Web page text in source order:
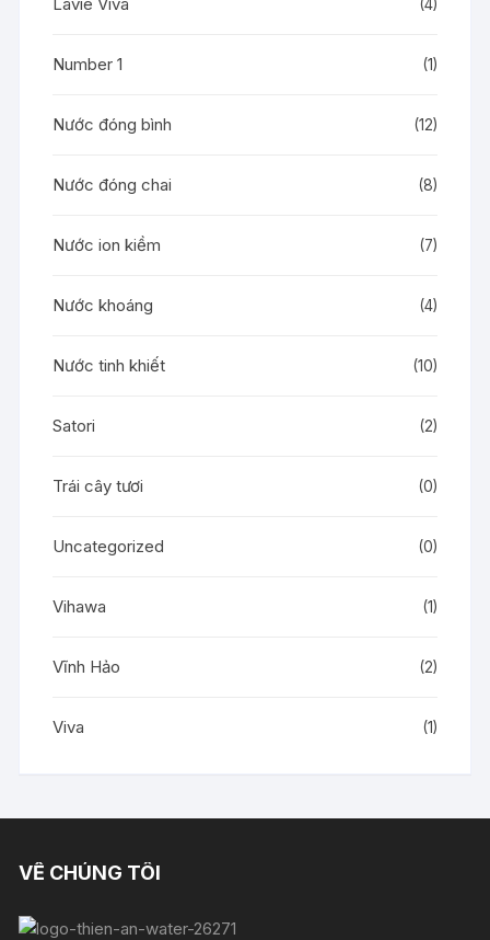
(4)
Number 1 (1)
Nước đóng bình (12)
Nước đóng chai (8)
Nước ion kiềm (7)
Nước khoáng (4)
Nước tinh khiết (10)
Satori (2)
Trái cây tươi (0)
Uncategorized (0)
Vihawa (1)
Vĩnh Hảo (2)
Viva (1)
VỀ CHÚNG TÔI